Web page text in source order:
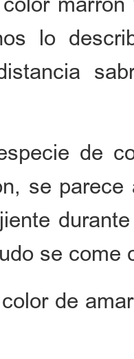
lo
de
se
se come
de